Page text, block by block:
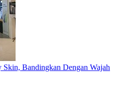
Bandingkan Dengan Wajah